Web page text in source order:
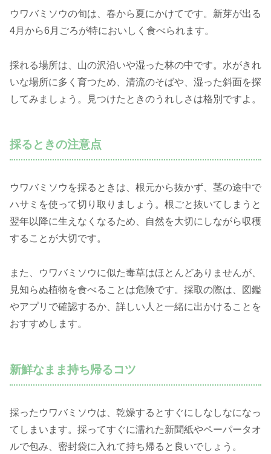
ウワバミソウの旬は、春から夏にかけてです。新芽が出る
4月から6月ごろが特においしく食べられます。
採れる場所は、山の沢沿いや湿った林の中です。水がきれ
いな場所に多く育つため、清流のそばや、湿った斜面を探
してみましょう。見つけたときのうれしさは格別ですよ。
採るときの注意点
ウワバミソウを採るときは、根元から抜かず、茎の途中で
ハサミを使って切り取りましょう。根ごと抜いてしまうと
翌年以降に生えなくなるため、自然を大切にしながら収穫
することが大切です。
また、ウワバミソウに似た毒草はほとんどありませんが、
見知らぬ植物を食べることは危険です。採取の際は、図鑑
やアプリで確認するか、詳しい人と一緒に出かけることを
おすすめします。
新鮮なまま持ち帰るコツ
採ったウワバミソウは、乾燥するとすぐにしなしなになっ
てしまいます。採ってすぐに濡れた新聞紙やペーパータオ
ルで包み、密封袋に入れて持ち帰ると良いでしょう。